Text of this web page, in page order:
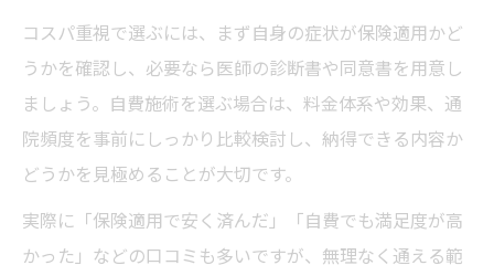
コスパ重視で選ぶには、まず自身の症状が保険適用かど
うかを確認し、必要なら医師の診断書や同意書を用意し
ましょう。自費施術を選ぶ場合は、料金体系や効果、通
院頻度を事前にしっかり比較検討し、納得できる内容か
どうかを見極めることが大切です。
実際に「保険適用で安く済んだ」「自費でも満足度が高
かった」などの口コミも多いですが、無理なく通える範